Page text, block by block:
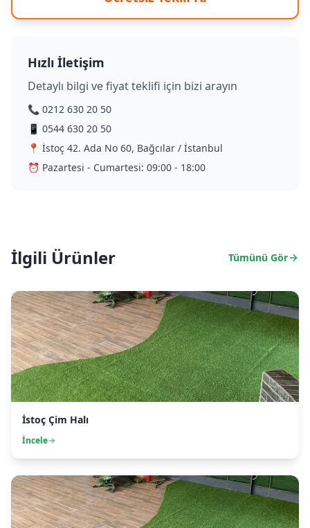
Hızlı İletişim
Detaylı bilgi ve fiyat teklifi için bizi arayın
📞 0212 630 20 50
📱 0544 630 20 50
📍 İstoç 42. Ada No 60, Bağcılar / İstanbul
⏰ Pazartesi - Cumartesi: 09:00 - 18:00
İlgili Ürünler Tümünü Gör
İstoç Çim Halı
İncele